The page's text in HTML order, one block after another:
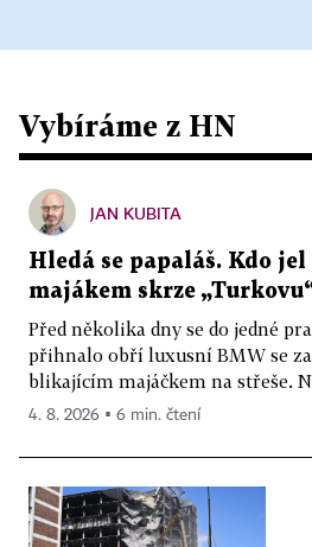
Vybíráme z HN
JAN KUBITA
Hledá se papaláš. Kdo
majákem skrze
Před několika dny se do jedné
přihnalo obří luxusní BMW se
blikajícím majáčkem na střeše.
4. 8. 2026 ▪ 6 min. čtení